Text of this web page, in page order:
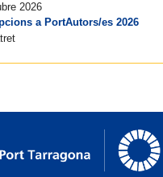
2026
a PortAutors/es 2026